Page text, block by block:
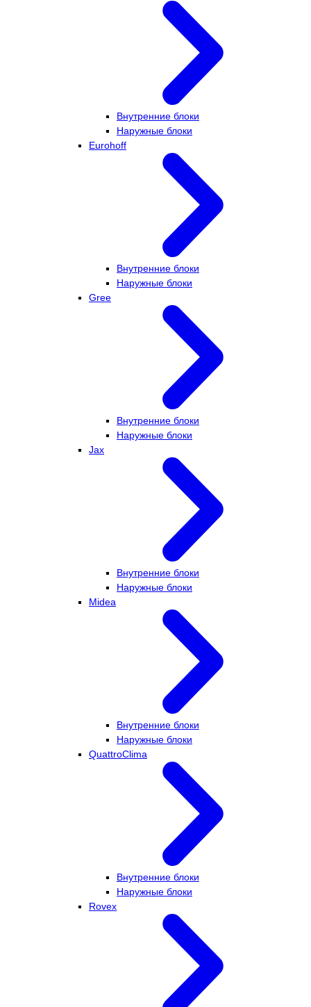
Внутренние блоки
Наружные блоки
Eurohoff
Внутренние блоки
Наружные блоки
Gree
Внутренние блоки
Наружные блоки
Jax
Внутренние блоки
Наружные блоки
Midea
Внутренние блоки
Наружные блоки
QuattroClima
Внутренние блоки
Наружные блоки
Rovex